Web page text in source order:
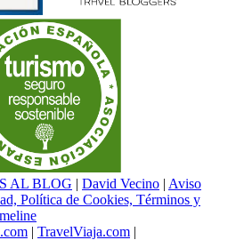
AL BLOG | David Vecino | Aviso
Política de Cookies, Términos y
| TravelViaja.com |